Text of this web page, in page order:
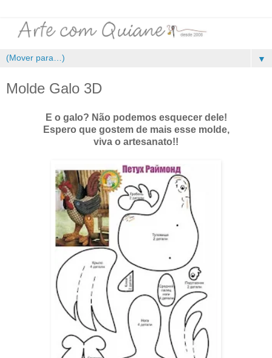
▼
Molde Galo 3D
E o galo? Não podemos esquecer dele!
Espero que gostem de mais esse molde,
viva o artesanato!!